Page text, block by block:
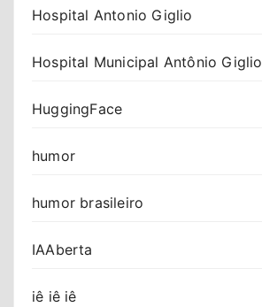
Hospital Antonio Giglio
Hospital Municipal Antônio Giglio
HuggingFace
humor
humor brasileiro
IAAberta
iê iê iê